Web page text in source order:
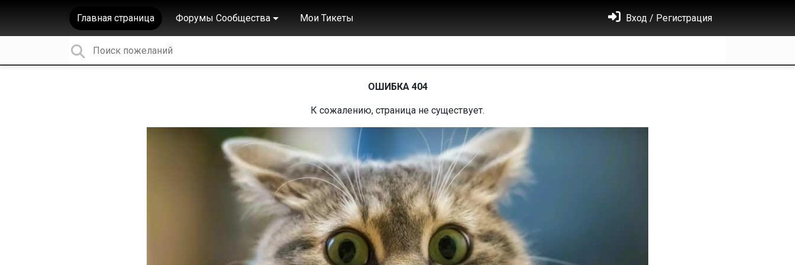
Главная страница Форумы Сообщества Мои Тикеты Вход / Регистрация
ОШИБКА 404
К сожалению, страница не существует.